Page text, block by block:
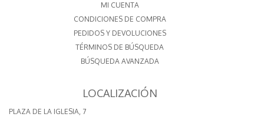
MI CUENTA
CONDICIONES DE COMPRA
PEDIDOS Y DEVOLUCIONES
TÉRMINOS DE BÚSQUEDA
BÚSQUEDA AVANZADA
LOCALIZACIÓN
PLAZA DE LA IGLESIA, 7